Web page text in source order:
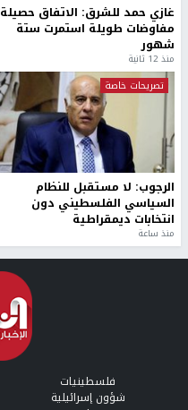
غازي حمد للشرق: الاتفاق حصيلة
مفاوضات طويلة استمرت ستة
شهور
منذ 12 ثانية
تصريحات خاصة
الرجوب: لا مستقبل للنظام
السياسي الفلسطيني دون
انتخابات ديمقراطية
منذ ساعة
فلسطينيات
شؤون إسرائيلية